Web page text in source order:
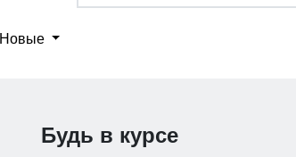
Новые
Будь в курсе